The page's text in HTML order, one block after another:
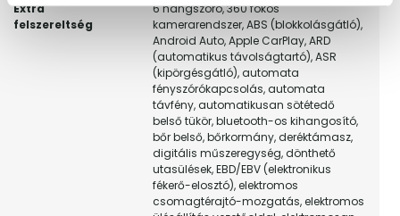
Extra
felszereltség
6 hangszóró, 360 fokos
kamerarendszer, ABS (blokkolásgátló),
Android Auto, Apple CarPlay, ARD
(automatikus távolságtartó), ASR
(kipörgésgátló), automata
fényszórókapcsolás, automata
távfény, automatikusan sötétedő
belső tükör, bluetooth-os kihangosító,
bőr belső, bőrkormány, deréktámasz,
digitális műszeregység, dönthető
utasülések, EBD/EBV (elektronikus
fékerő-elosztó), elektromos
csomagtérajtó-mozgatás, elektromos